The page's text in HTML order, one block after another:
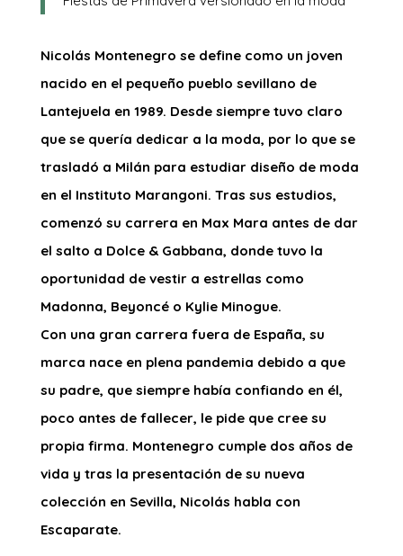
Nicolás Montenegro se define como un joven
nacido en el pequeño pueblo sevillano de
Lantejuela en 1989. Desde siempre tuvo claro
que se quería dedicar a la moda, por lo que se
trasladó a Milán para estudiar diseño de moda
en el Instituto Marangoni. Tras sus estudios,
comenzó su carrera en Max Mara antes de dar
el salto a Dolce & Gabbana, donde tuvo la
oportunidad de vestir a estrellas como
Madonna, Beyoncé o Kylie Minogue.
Con una gran carrera fuera de España, su
marca nace en plena pandemia debido a que
su padre, que siempre había confiando en él,
poco antes de fallecer, le pide que cree su
propia firma. Montenegro cumple dos años de
vida y tras la presentación de su nueva
colección en Sevilla, Nicolás habla con
Escaparate.